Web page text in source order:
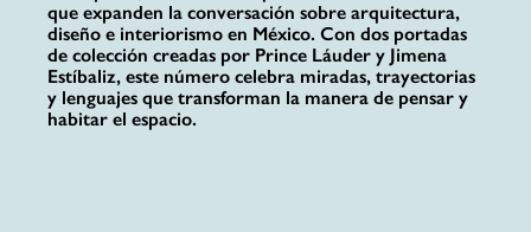
que expanden la conversación sobre arquitectura,
diseño e interiorismo en México. Con dos portadas
de colección creadas por Prince Láuder y Jimena
Estíbaliz, este número celebra miradas, trayectorias
y lenguajes que transforman la manera de pensar y
habitar el espacio.